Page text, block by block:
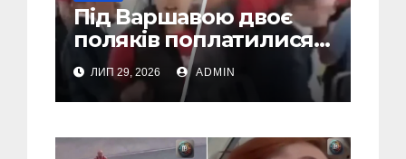
Під Варшавою двоє
поляків поплатилися
за нападки на
українця – пасажири
викинули їх із поїзда
ЛИП 29, 2026 ADMIN